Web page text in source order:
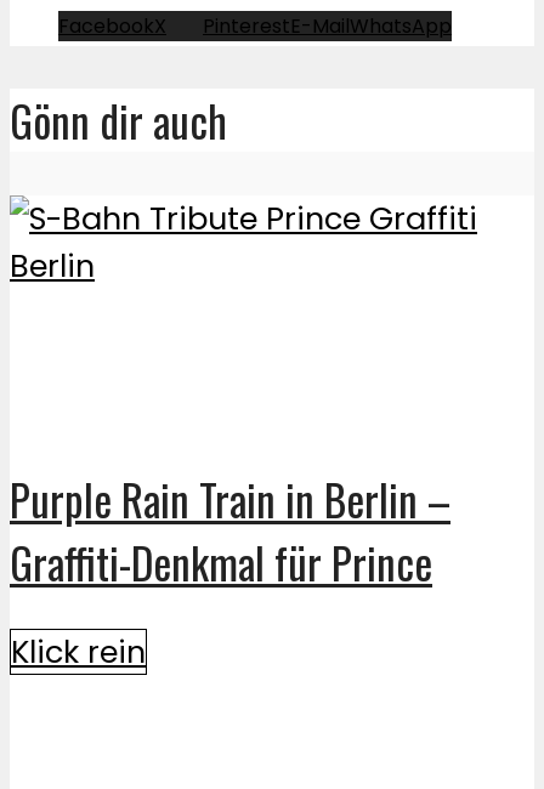
FacebookX PinterestE-MailWhatsApp
Gönn dir auch
Purple Rain Train in Berlin –
Graffiti-Denkmal für Prince
Klick rein